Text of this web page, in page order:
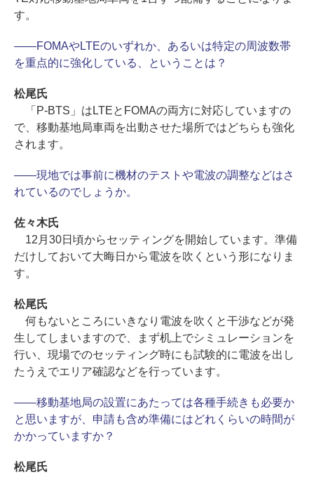
す。
――FOMAやLTEのいずれか、あるいは特定の周波数帯
を重点的に強化している、ということは？
松尾氏
「P-BTS」はLTEとFOMAの両方に対応していますの
で、移動基地局車両を出動させた場所ではどちらも強化
されます。
――現地では事前に機材のテストや電波の調整などはさ
れているのでしょうか。
佐々木氏
12月30日頃からセッティングを開始しています。準備
だけしておいて大晦日から電波を吹くという形になりま
す。
松尾氏
何もないところにいきなり電波を吹くと干渉などが発
生してしまいますので、まず机上でシミュレーションを
行い、現場でのセッティング時にも試験的に電波を出し
たうえでエリア確認などを行っています。
――移動基地局の設置にあたっては各種手続きも必要か
と思いますが、申請も含め準備にはどれくらいの時間が
かかっていますか？
松尾氏